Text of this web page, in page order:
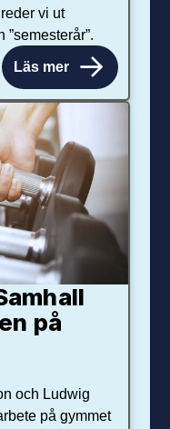
vi ut
”semesterår”.
Läs mer
på
och Ludwig
på gymmet